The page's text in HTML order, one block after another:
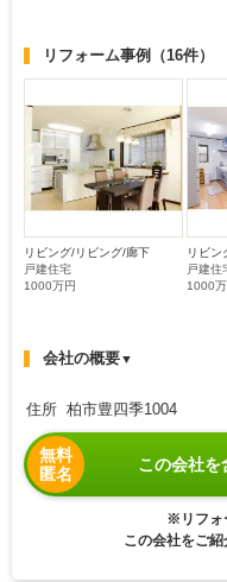
リフォーム事例 （16件）
リビング/リビング/廊下
戸建住宅
1000万円
リビン
戸建住
1000
会社の概要▼
住所 柏市豊四季1004
無料
匿名
この会社を
※リフォ
この会社をご紹